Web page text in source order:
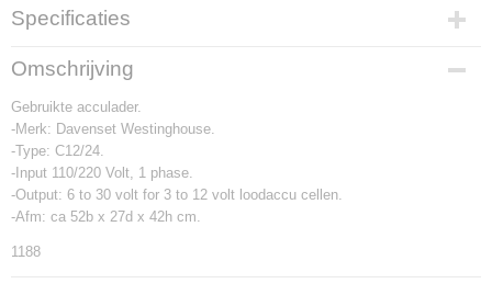
Specificaties
Productcode
1188
Omschrijving
Gebruikte acculader.
-Merk: Davenset Westinghouse.
-Type: C12/24.
-Input 110/220 Volt, 1 phase.
-Output: 6 to 30 volt for 3 to 12 volt loodaccu cellen.
-Afm: ca 52b x 27d x 42h cm.
1188